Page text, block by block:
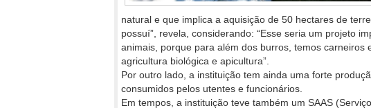
natural e que implica a aquisição de 50 hectares de
possuí”, revela, considerando: “Esse seria um projeto
animais, porque para além dos burros, temos
agricultura biológica e apicultura”.
Por outro lado, a instituição tem ainda uma forte
consumidos pelos utentes e funcionários.
Em tempos, a instituição teve também um SAAS